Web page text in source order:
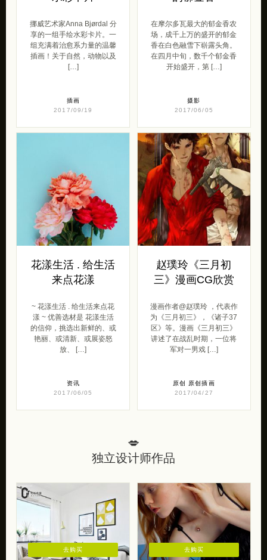
挪威艺术家Anna Bjørdal 分
享的一组手绘水彩卡片。一
组充满着治愈系力量的温馨
插画！关于自然，动物以及
[…]
插画
2017/09/19
在摩尔多瓦最大的郁金香农
场，成千上万的盛开的郁金
香在白色融雪下崭露头角。
在四月中旬，数千个郁金香
开始盛开，第 […]
摄影
2017/06/05
花漾生活 . 给生活
来点花漾
~ 花漾生活 . 给生活来点花
漾 ~ 优善选材是 花漾生活
的信仰，挑选出新鲜的、或
艳丽、或清新、或展姿怒
放、 […]
资讯
2017/06/05
赵璞玲《三月初
三》漫画CG欣赏
漫画作者@赵璞玲 ，代表作
为《三月初三》，《诸子37
区》等。漫画《三月初三》
讲述了在战乱时期，一位将
军对一男戏 […]
原创
原创插画
2017/04/27
💋
独立设计师作品
去购买 去购买